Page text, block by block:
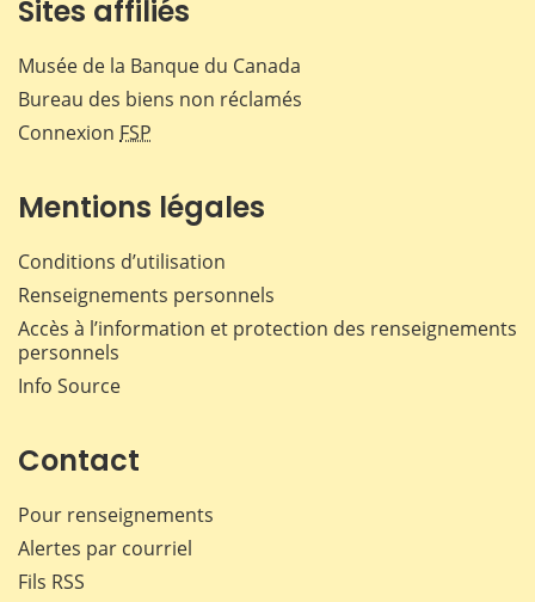
Sites affiliés
Musée de la Banque du Canada
Bureau des biens non réclamés
Connexion FSP
Mentions légales
Conditions d’utilisation
Renseignements personnels
Accès à l’information et protection des renseignements
personnels
Info Source
Contact
Pour renseignements
Alertes par courriel
Fils RSS